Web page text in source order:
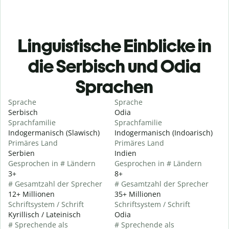
Linguistische Einblicke in
die Serbisch und Odia
Sprachen
Sprache
Serbisch
Sprachfamilie
Indogermanisch (Slawisch)
Primäres Land
Serbien
Gesprochen in # Ländern
3+
# Gesamtzahl der Sprecher
12+ Millionen
Schriftsystem / Schrift
Kyrillisch / Lateinisch
# Sprechende als
Sprache
Odia
Sprachfamilie
Indogermanisch (Indoarisch)
Primäres Land
Indien
Gesprochen in # Ländern
8+
# Gesamtzahl der Sprecher
35+ Millionen
Schriftsystem / Schrift
Odia
# Sprechende als